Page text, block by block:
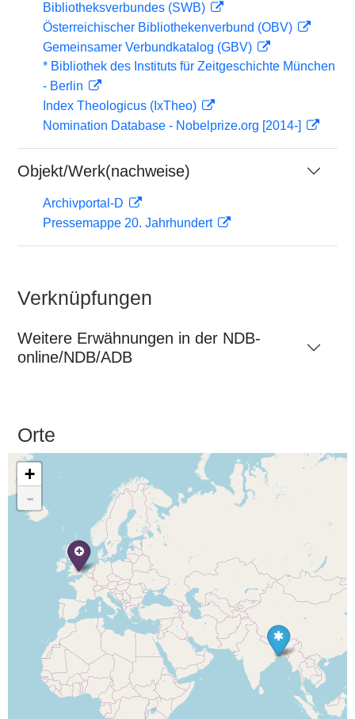
Bibliotheksverbundes (SWB)
Österreichischer Bibliothekenverbund (OBV)
Gemeinsamer Verbundkatalog (GBV)
* Bibliothek des Instituts für Zeitgeschichte München
- Berlin
Index Theologicus (IxTheo)
Nomination Database - Nobelprize.org [2014-]
Objekt/Werk(nachweise)
Archivportal-D
Pressemappe 20. Jahrhundert
Verknüpfungen
Weitere Erwähnungen in der NDB-
online/NDB/ADB
Orte
+
-